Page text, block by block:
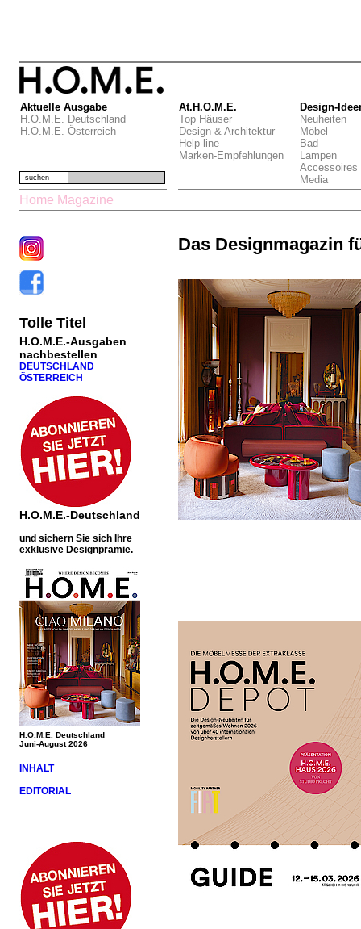
Aktuelle Ausgabe
H.O.M.E. Deutschland
H.O.M.E. Österreich
At.H.O.M.E.
Top Häuser
Design & Architektur
Help-line
Marken-Empfehlungen
Design-
Neuheiten
Möbel
Bad
Lampen
Accessoires
Media
suchen
Home Magazine
Tolle Titel
H.O.M.E.-Ausgaben
nachbestellen
DEUTSCHLAND
ÖSTERREICH
H.O.M.E.-Deutschland
und sichern Sie sich Ihre
exklusive Designprämie.
H.O.M.E. Deutschland
Juni-August 2026
INHALT
EDITORIAL
Das Designmagazin